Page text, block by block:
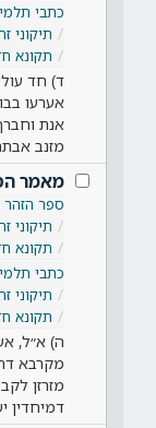
כתבי
תיקוני
תקונא
ד) חד
אערעו
אנת
מזנב
מאמר
ספר הזהר
תיקוני
תקונא
כתבי
תיקוני
תקונא
ה) א״ל,
מקרבא
מזרזן
דמיחדין